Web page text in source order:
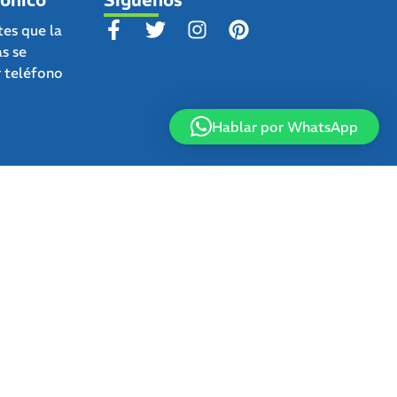
que la
se
teléfono
Hablar por WhatsApp